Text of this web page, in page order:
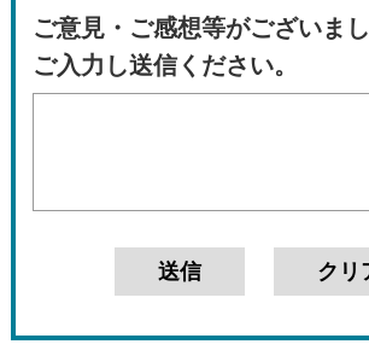
ご意見・ご感想等がございま
ご入力し送信ください。